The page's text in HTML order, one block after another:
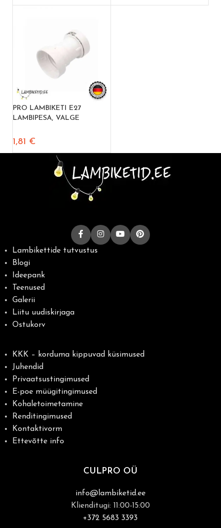
PRO LAMBIKETI E27
LAMBIPESA, VALGE
1,81 €
Lambikettide tutvustus
Blogi
Ideepank
Teenused
Galerii
Liitu uudiskirjaga
Ostukorv
KKK – korduma kippuvad küsimused
Juhendid
Privaatsustingimused
E-poe müügitingimused
Kohaletoimetamine
Renditingimused
Kontaktivorm
Ettevõtte info
CULPRO OÜ
info@lambiketid.ee
Klienditugi: 11:00-15:00
+372 5683 3393